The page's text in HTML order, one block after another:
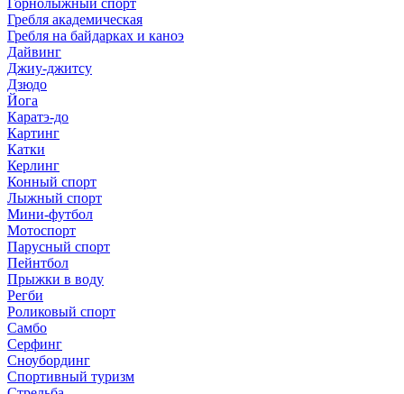
Гребля академическая
Гребля на байдарках и каноэ
Дайвинг
Джиу-джитсу
Дзюдо
Йога
Каратэ-до
Картинг
Катки
Керлинг
Конный спорт
Лыжный спорт
Мини-футбол
Мотоспорт
Парусный спорт
Пейнтбол
Прыжки в воду
Регби
Роликовый спорт
Самбо
Серфинг
Сноубординг
Спортивный туризм